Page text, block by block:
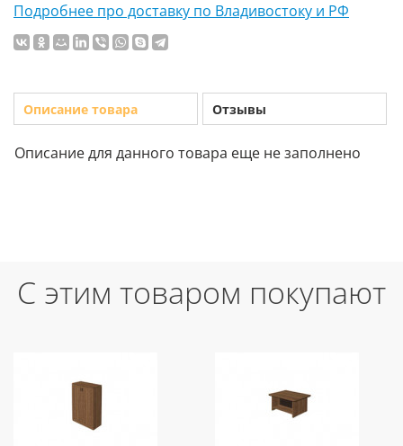
Подробнее про доставку по Владивостоку и РФ
Описание товара Отзывы
Описание для данного товара еще не заполнено
С этим товаром покупают